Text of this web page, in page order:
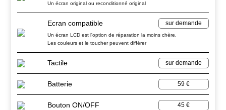
Un écran original ou reconditionné original
Ecran compatible sur demande
Un écran LCD est l'option de réparation la moins chère.
Les couleurs et le toucher peuvent différer
Tactile sur demande
Batterie 59 €
Bouton ON/OFF 45 €